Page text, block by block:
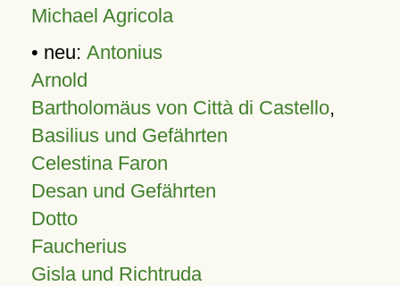
Michael Agricola
• neu: Antonius
Arnold
Bartholomäus von Città di Castello,
Basilius und Gefährten
Celestina Faron
Desan und Gefährten
Dotto
Faucherius
Gisla und Richtruda